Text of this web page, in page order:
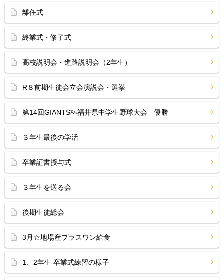
離任式
終業式・修了式
高校説明会・進路説明会（2年生）
R８前期生徒会立会演説会・選挙
第14回GIANTS杯福井県中学生野球大会 優勝
３年生最後の学活
卒業証書授与式
３年生を送る会
後期生徒総会
3月☆地場産プラスワン給食
1、2年生 卒業式練習の様子